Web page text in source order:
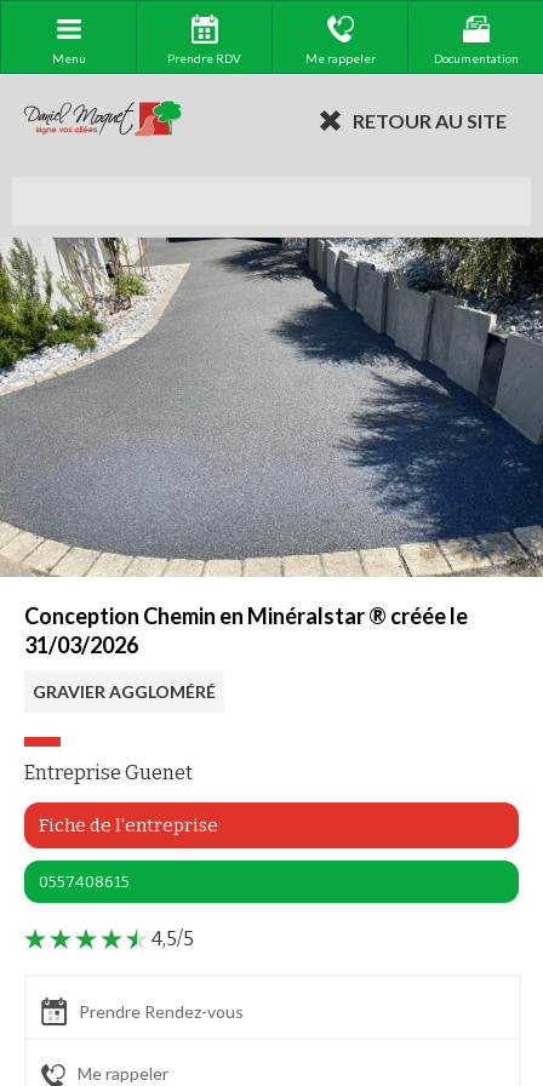
Menu Prendre RDV Me rappeler Documentation
RETOUR AU SITE
Conception Chemin en Minéralstar ® créée le
31/03/2026
GRAVIER AGGLOMÉRÉ
Entreprise Guenet
Fiche de l'entreprise
0557408615
4,5/5
Prendre Rendez-vous
Me rappeler